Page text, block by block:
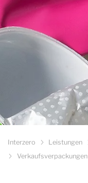
Interzero Leistungen
Verkaufsverpackungen